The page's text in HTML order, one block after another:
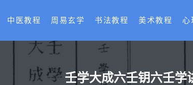
中医教程 周易玄学 书法教程 美术教程 心
壬学大成六壬钥六壬学